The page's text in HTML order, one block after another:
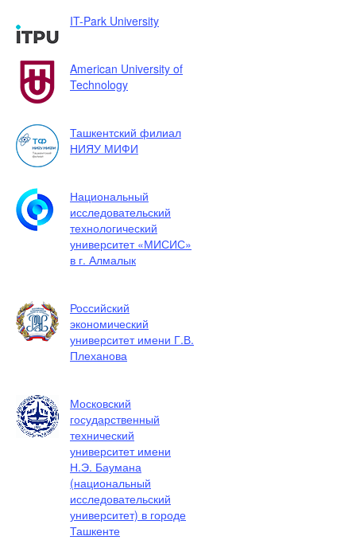
IT-Park University
American University of
Technology
Ташкентский филиал
НИЯУ МИФИ
Национальный
исследовательский
технологический
университет «МИСИС»
в г. Алмалык
Российский
экономический
университет имени Г.В.
Плеханова
Московский
государственный
технический
университет имени
Н.Э. Баумана
(национальный
исследовательский
университет) в городе
Ташкенте